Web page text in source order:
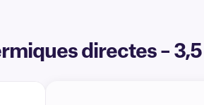
directes – 3,5